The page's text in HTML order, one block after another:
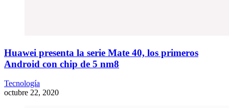
Huawei presenta la serie Mate 40, los primeros
Android con chip de 5 nm8
Tecnología
octubre 22, 2020